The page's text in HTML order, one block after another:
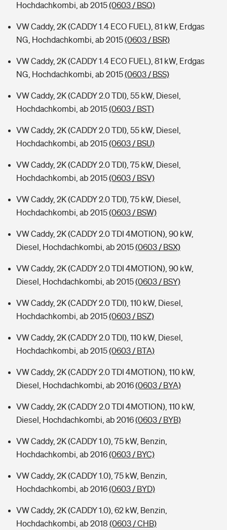
Hochdachkombi, ab 2015(0603 / BSQ)
VW Caddy, 2K (CADDY 1.4 ECO FUEL), 81 kW, Erdgas
NG, Hochdachkombi, ab 2015(0603 / BSR)
VW Caddy, 2K (CADDY 1.4 ECO FUEL), 81 kW, Erdgas
NG, Hochdachkombi, ab 2015(0603 / BSS)
VW Caddy, 2K (CADDY 2.0 TDI), 55 kW, Diesel,
Hochdachkombi, ab 2015(0603 / BST)
VW Caddy, 2K (CADDY 2.0 TDI), 55 kW, Diesel,
Hochdachkombi, ab 2015(0603 / BSU)
VW Caddy, 2K (CADDY 2.0 TDI), 75 kW, Diesel,
Hochdachkombi, ab 2015(0603 / BSV)
VW Caddy, 2K (CADDY 2.0 TDI), 75 kW, Diesel,
Hochdachkombi, ab 2015(0603 / BSW)
VW Caddy, 2K (CADDY 2.0 TDI 4MOTION), 90 kW,
Diesel, Hochdachkombi, ab 2015(0603 / BSX)
VW Caddy, 2K (CADDY 2.0 TDI 4MOTION), 90 kW,
Diesel, Hochdachkombi, ab 2015(0603 / BSY)
VW Caddy, 2K (CADDY 2.0 TDI), 110 kW, Diesel,
Hochdachkombi, ab 2015(0603 / BSZ)
VW Caddy, 2K (CADDY 2.0 TDI), 110 kW, Diesel,
Hochdachkombi, ab 2015(0603 / BTA)
VW Caddy, 2K (CADDY 2.0 TDI 4MOTION), 110 kW,
Diesel, Hochdachkombi, ab 2016(0603 / BYA)
VW Caddy, 2K (CADDY 2.0 TDI 4MOTION), 110 kW,
Diesel, Hochdachkombi, ab 2016(0603 / BYB)
VW Caddy, 2K (CADDY 1.0), 75 kW, Benzin,
Hochdachkombi, ab 2016(0603 / BYC)
VW Caddy, 2K (CADDY 1.0), 75 kW, Benzin,
Hochdachkombi, ab 2016(0603 / BYD)
VW Caddy, 2K (CADDY 1.0), 62 kW, Benzin,
Hochdachkombi, ab 2018 (0603 / CHB)